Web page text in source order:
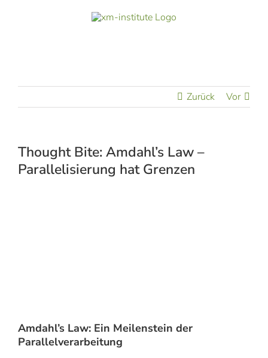
Zurück Vor
Thought Bite: Amdahl’s Law –
Parallelisierung hat Grenzen
Amdahl’s Law: Ein Meilenstein der
Parallelverarbeitung